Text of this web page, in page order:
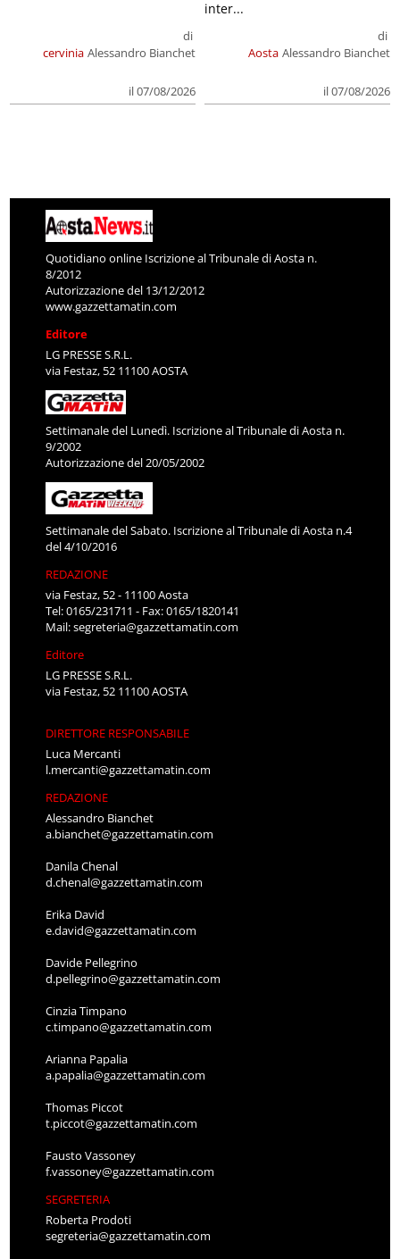
cervinia
di
Alessandro Bianchet
il 07/08/2026
Aosta
di
Alessandro Bianchet
il 07/08/2026
inter...
Quotidiano online Iscrizione al Tribunale di Aosta n.
8/2012
Autorizzazione del 13/12/2012
www.gazzettamatin.com
Editore
LG PRESSE S.R.L.
via Festaz, 52 11100 AOSTA
Settimanale del Lunedì. Iscrizione al Tribunale di Aosta n.
9/2002
Autorizzazione del 20/05/2002
Settimanale del Sabato. Iscrizione al Tribunale di Aosta n.4
del 4/10/2016
REDAZIONE
via Festaz, 52 - 11100 Aosta
Tel: 0165/231711 - Fax: 0165/1820141
Mail:segreteria@gazzettamatin.com
Editore
LG PRESSE S.R.L.
via Festaz, 52 11100 AOSTA
DIRETTORE RESPONSABILE
Luca Mercanti
l.mercanti@gazzettamatin.com
REDAZIONE
Alessandro Bianchet
a.bianchet@gazzettamatin.com
Danila Chenal
d.chenal@gazzettamatin.com
Erika David
e.david@gazzettamatin.com
Davide Pellegrino
d.pellegrino@gazzettamatin.com
Cinzia Timpano
c.timpano@gazzettamatin.com
Arianna Papalia
a.papalia@gazzettamatin.com
Thomas Piccot
t.piccot@gazzettamatin.com
Fausto Vassoney
f.vassoney@gazzettamatin.com
SEGRETERIA
Roberta Prodoti
segreteria@gazzettamatin.com